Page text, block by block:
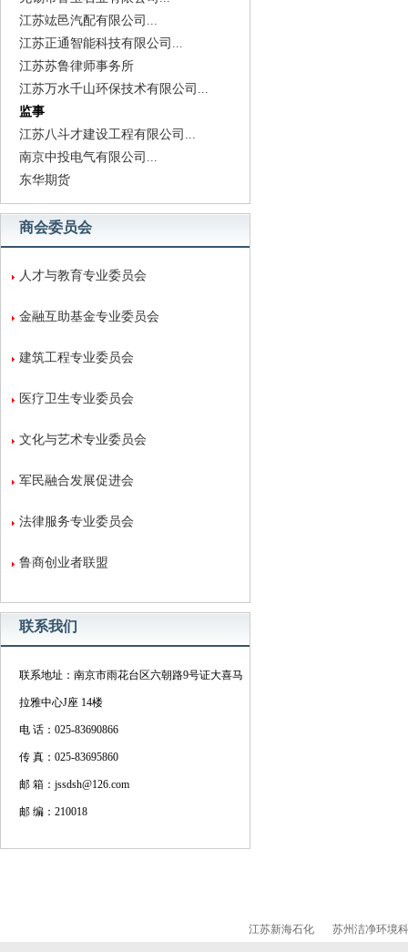
江苏竑邑汽配有限公司...
江苏正通智能科技有限公司...
江苏苏鲁律师事务所
江苏万水千山环保技术有限公司...
监事
江苏八斗才建设工程有限公司...
南京中投电气有限公司...
东华期货
商会委员会
人才与教育专业委员会
金融互助基金专业委员会
建筑工程专业委员会
医疗卫生专业委员会
文化与艺术专业委员会
军民融合发展促进会
法律服务专业委员会
鲁商创业者联盟
联系我们
联系地址：南京市雨花台区六朝路9号证大喜马
拉雅中心J座 14楼
电 话：025-83690866
传 真：025-83695860
邮 箱：jssdsh@126.com
邮 编：210018
江苏新海石化 苏州洁净环境